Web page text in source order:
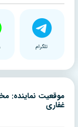
تلگرام
موقعیت نماینده:
غفاری